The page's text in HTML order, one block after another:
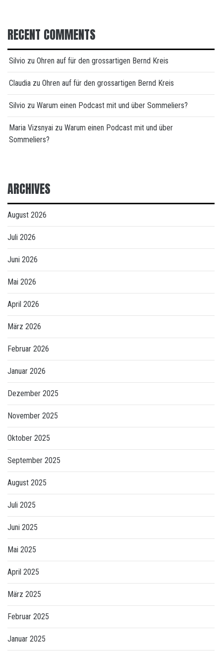
RECENT COMMENTS
Silvio zu Ohren auf für den grossartigen Bernd Kreis
Claudia zu Ohren auf für den grossartigen Bernd Kreis
Silvio zu Warum einen Podcast mit und über Sommeliers?
Maria Vizsnyai zu Warum einen Podcast mit und über
Sommeliers?
ARCHIVES
August 2026
Juli 2026
Juni 2026
Mai 2026
April 2026
März 2026
Februar 2026
Januar 2026
Dezember 2025
November 2025
Oktober 2025
September 2025
August 2025
Juli 2025
Juni 2025
Mai 2025
April 2025
März 2025
Februar 2025
Januar 2025